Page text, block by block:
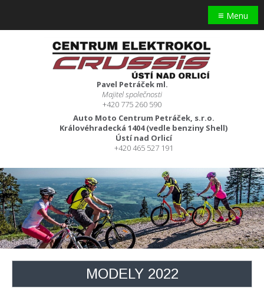
≡ Menu
MODELY 2022
Pavel Petráček ml.
Majitel společnosti
+420 775 260 590
Auto Moto Centrum Petráček, s.r.o.
Královéhradecká 1404 (vedle benziny Shell)
Ústí nad Orlicí
+420 465 527 191